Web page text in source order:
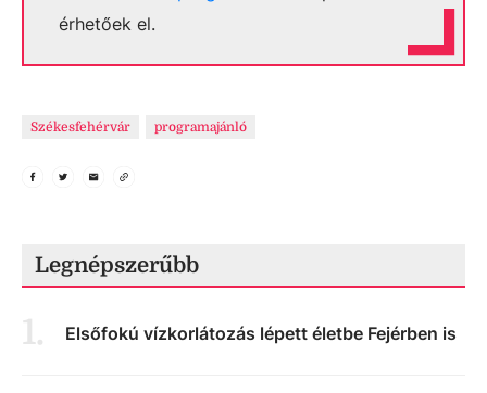
érhetőek el.
Székesfehérvár programajánló
Legnépszerűbb
1. Elsőfokú vízkorlátozás lépett életbe Fejérben is